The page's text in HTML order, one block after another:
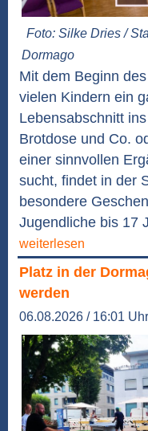
Foto: Silke Dries /
Dormago
Mit dem Beginn
vielen Kindern ein
Lebensabschnitt
Brotdose und Co.
einer sinnvollen
sucht, findet in der
besondere
Jugendliche bis 17
weiterlesen
Platz in der
werden
06.08.2026 / 16:01 Uhr